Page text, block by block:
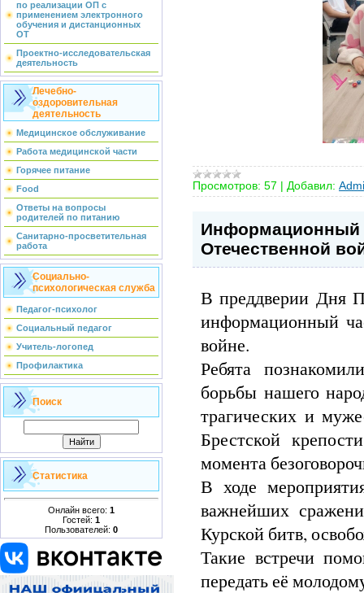
по реализации ОП с
применением электронного
обучения и дистанционных
ОТ
Проектно-исследовательская
деятельность
Лечебно-
оздоровительная
деятельность
Медицинское обслуживание
Работа медицинской части
Горячее питание
Food
Ответы на вопросы
родителей по питанию
Санитарно-просветительная
работа
Социально-
психологическая служба
Педагог-психолог
Социальный педагог
Учитель-логопед
Профилактика
Поиск
Статистика
Онлайн всего: 1
Гостей: 1
Пользователей: 0
Просмотров: 57 | Добавил:
Информационный
Отечественной
В преддверии Дня
информационный
войне.
Ребята
борьбы нашего
трагических и
Брестской
момента
В ходе
важнейших
Курской битв,
Такие встречи
передать её